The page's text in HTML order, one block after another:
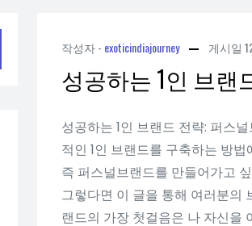
작성자 - exoticindiajourney 게시일
성공하는 1인 브랜
성공하는 1인 브랜드 전략: 퍼스
적인 1인 브랜드를 구축하는 방
즉 퍼스널브랜드를 만들어가고
그렇다면 이 글을 통해 여러분의
랜드의 가장 첫걸음은 나 자신을